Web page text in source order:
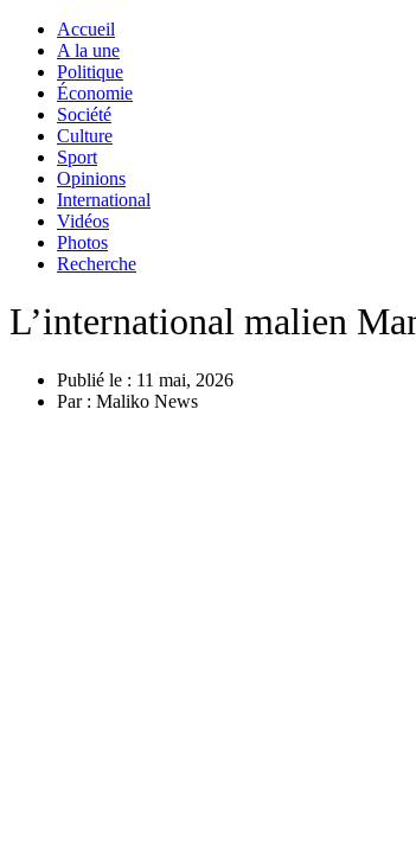
Accueil
A la une
Politique
Économie
Société
Culture
Sport
Opinions
International
Vidéos
Photos
Recherche
L’international malien
Publié le : 11 mai, 2026
Par : Maliko News